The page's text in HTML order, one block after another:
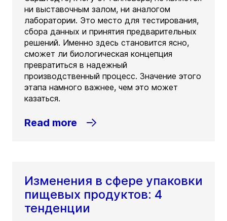
ни выставочным залом, ни аналогом
лаборатории. Это место для тестирования,
сбора данных и принятия предварительных
решений. Именно здесь становится ясно,
сможет ли биологическая концепция
превратиться в надежный
производственный процесс. Значение этого
этапа намного важнее, чем это может
казаться.
Read more
Изменения в сфере упаковки
пищевых продуктов: 4
тенденции